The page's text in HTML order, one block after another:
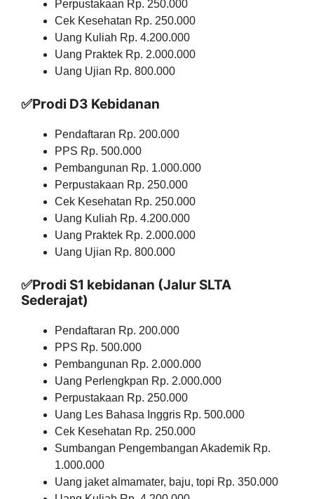
Perpustakaan Rp. 250.000
Cek Kesehatan Rp. 250.000
Uang Kuliah Rp. 4.200.000
Uang Praktek Rp. 2.000.000
Uang Ujian Rp. 800.000
✅Prodi D3 Kebidanan
Pendaftaran Rp. 200.000
PPS Rp. 500.000
Pembangunan Rp. 1.000.000
Perpustakaan Rp. 250.000
Cek Kesehatan Rp. 250.000
Uang Kuliah Rp. 4.200.000
Uang Praktek Rp. 2.000.000
Uang Ujian Rp. 800.000
✅Prodi S1 kebidanan (Jalur SLTA
Sederajat)
Pendaftaran Rp. 200.000
PPS Rp. 500.000
Pembangunan Rp. 2.000.000
Uang Perlengkpan Rp. 2.000.000
Perpustakaan Rp. 250.000
Uang Les Bahasa Inggris Rp. 500.000
Cek Kesehatan Rp. 250.000
Sumbangan Pengembangan Akademik Rp.
1.000.000
Uang jaket almamater, baju, topi Rp. 350.000